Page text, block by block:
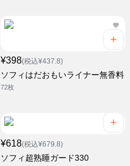
¥398(税込¥437.8)
ソフィはだおもいライナー無香料
72枚
¥618(税込¥679.8)
ソフィ超熟睡ガード330